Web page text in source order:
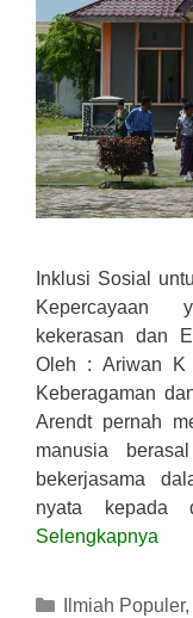
Inklusi Sosial
Kepercayaan
kekerasan dan
Oleh : Ariwan K
Keberagaman
Arendt pernah
manusia
bekerjasama
nyata
Selengkapnya
Kategori
Ilmiah Populer,